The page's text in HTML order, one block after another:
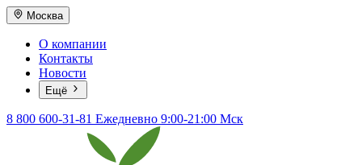
Москва
О компании
Контакты
Новости
Ещё
8 800 600-31-81 Ежедневно 9:00-21:00 Мск